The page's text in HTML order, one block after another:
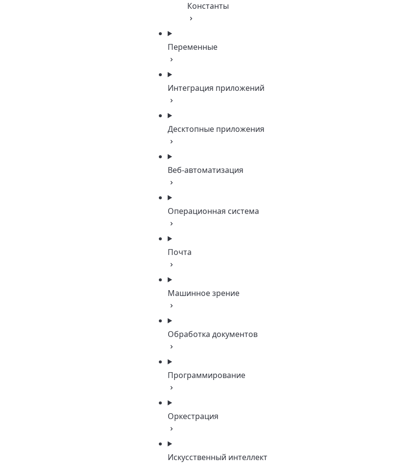
Константы
Переменные
Интеграция приложений
Десктопные приложения
Веб-автоматизация
Операционная система
Почта
Машинное зрение
Обработка документов
Программирование
Оркестрация
Искусственный интеллект